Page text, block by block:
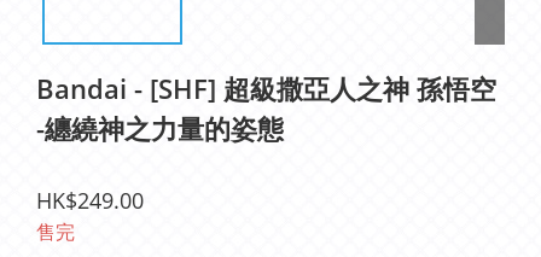
Bandai - [SHF] 超級撒亞人之神 孫悟空
-纏繞神之力量的姿態
HK$249.00
售完